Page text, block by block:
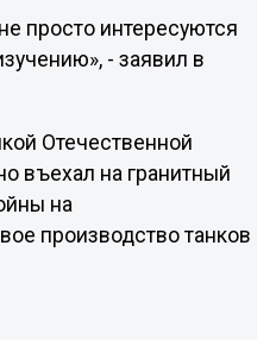
просто интересуются
- заявил в
Отечественной
въехал на гранитный
на
производство танков